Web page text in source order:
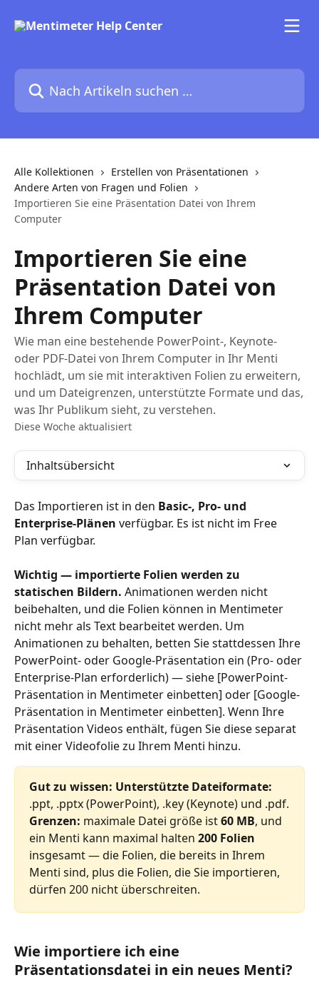
Nach Artikeln suchen …
Alle Kollektionen
Erstellen von Präsentationen
Andere Arten von Fragen und Folien
Importieren Sie eine Präsentation Datei von Ihrem
Computer
Importieren Sie eine
Präsentation Datei von
Ihrem Computer
Wie man eine bestehende PowerPoint-, Keynote-
oder PDF-Datei von Ihrem Computer in Ihr Menti
hochlädt, um sie mit interaktiven Folien zu erweitern,
und um Dateigrenzen, unterstützte Formate und das,
was Ihr Publikum sieht, zu verstehen.
Diese Woche aktualisiert
Inhaltsübersicht
Das Importieren ist in den Basic-, Pro- und
Enterprise-Plänen verfügbar. Es ist nicht im Free
Plan verfügbar.
Wichtig — importierte Folien werden zu
statischen Bildern. Animationen werden nicht
beibehalten, und die Folien können in Mentimeter
nicht mehr als Text bearbeitet werden. Um
Animationen zu behalten, betten Sie stattdessen Ihre
PowerPoint- oder Google-Präsentation ein (Pro- oder
Enterprise-Plan erforderlich) — siehe [PowerPoint-
Präsentation in Mentimeter einbetten] oder [Google-
Präsentation in Mentimeter einbetten]. Wenn Ihre
Präsentation Videos enthält, fügen Sie diese separat
mit einer Videofolie zu Ihrem Menti hinzu.
Gut zu wissen: Unterstützte Dateiformate:
.ppt, .pptx (PowerPoint), .key (Keynote) und .pdf.
Grenzen: maximale Datei größe ist 60 MB, und
ein Menti kann maximal halten 200 Folien
insgesamt — die Folien, die bereits in Ihrem
Menti sind, plus die Folien, die Sie importieren,
dürfen 200 nicht überschreiten.
Wie importiere ich eine
Präsentationsdatei in ein neues Menti?